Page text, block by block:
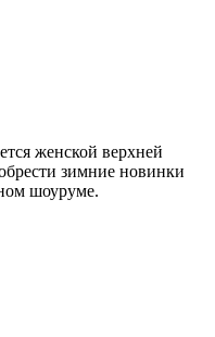
женской верхней
зимние новинки
шоуруме.